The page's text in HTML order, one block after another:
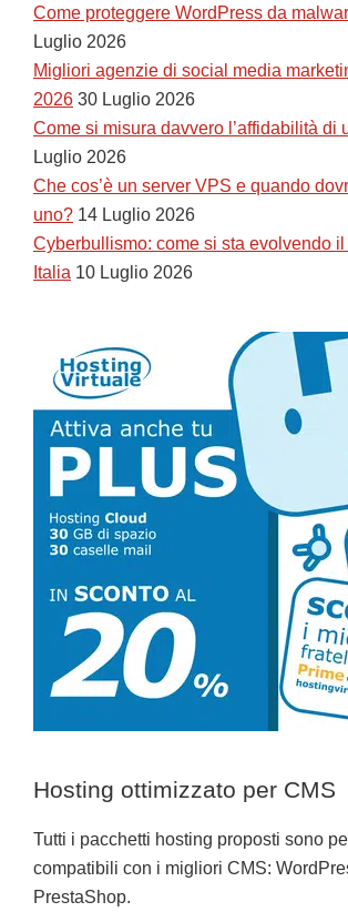
Come proteggere WordPress da
Luglio 2026
Migliori agenzie di social media
2026 30 Luglio 2026
Come si misura davvero l’affidabilità di
Luglio 2026
Che cos’è un server VPS e quando
uno? 14 Luglio 2026
Cyberbullismo: come si sta evolvendo
Italia 10 Luglio 2026
Hosting ottimizzato per CMS
Tutti i pacchetti hosting proposti sono
compatibili con i migliori CMS:
PrestaShop.